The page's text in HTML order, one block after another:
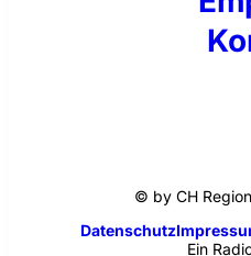
© by CH
Datenschutz
Ein